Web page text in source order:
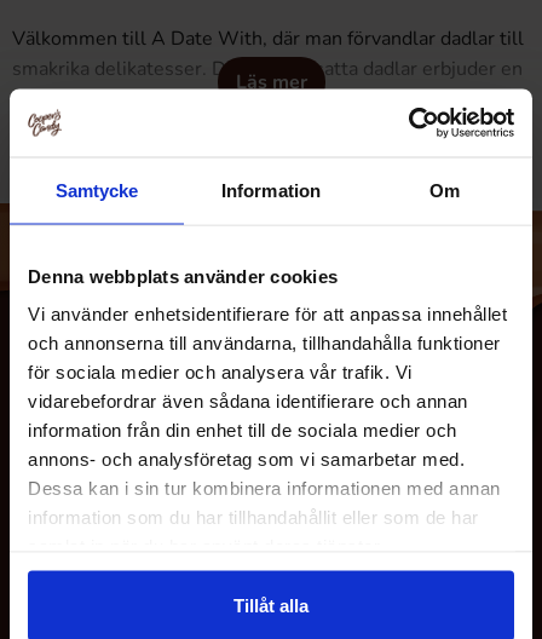
Samtycke Information Om
Denna webbplats använder cookies
Vi använder enhetsidentifierare för att anpassa innehållet
och annonserna till användarna, tillhandahålla funktioner
för sociala medier och analysera vår trafik. Vi
vidarebefordrar även sådana identifierare och annan
information från din enhet till de sociala medier och
annons- och analysföretag som vi samarbetar med.
Dessa kan i sin tur kombinera informationen med annan
information som du har tillhandahållit eller som de har
Tillåt alla
Läs mer
Välkommen till A Date With, där man förvandlar dadlar till
smakrika delikatesser. Deras smaksatta dadlar erbjuder en
unik kombination av naturlig sötma och spännande smaker
som kommer att förtrolla dina smaklökar. Perfekt för både
uppfriskande smakexplosion med varje tugga. Sour Cola
Cooper är perfekt för dig som älskar en kombination av
sött och syrligt.
A Date With Strawberry Stacey:Den fruktiga och söta
smaken av jordgubbar möter den naturliga sötman från
dadlar. Strawberry Stacey är ett utmärkt val för alla
jordgubbsälskare.
A Date With Liquorice Larry:För de som älskar lakrits
och lakrits gör denna smak oemotståndlig.